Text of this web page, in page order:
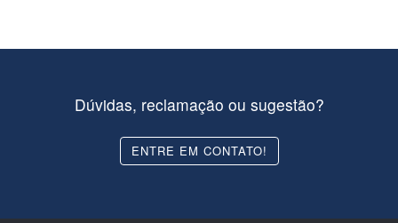
Dúvidas, reclamação ou sugestão?
ENTRE EM CONTATO!